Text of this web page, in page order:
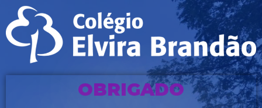
OBRIGADO